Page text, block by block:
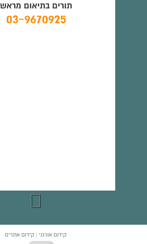
תורים בתיאום מראש
03-9670925
קידום אורגני | קידום אתרים